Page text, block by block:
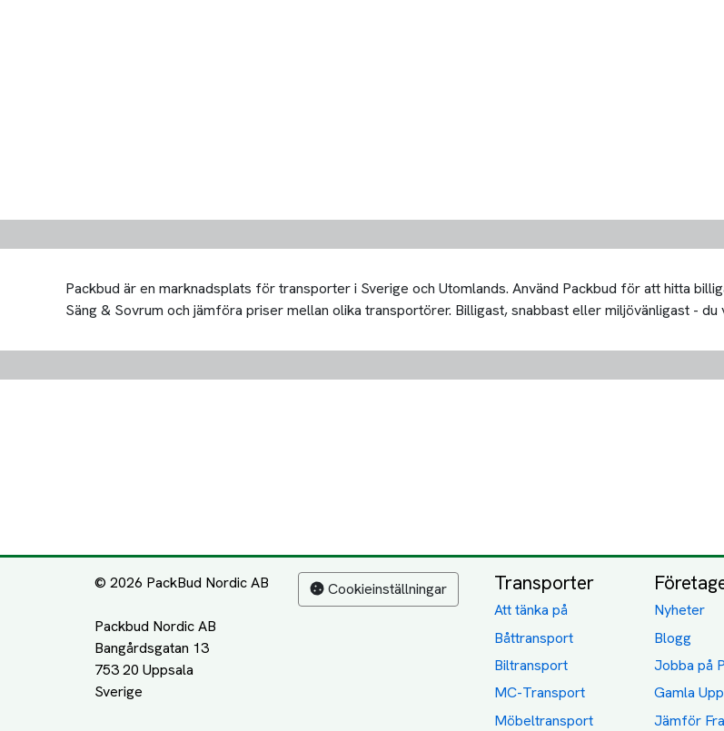
Packbud är en marknadsplats för transporter i Sverige och Utomlands. Använd Packbud för att hitta
Säng & Sovrum och jämföra priser mellan olika transportörer. Billigast, snabbast eller miljövänligast - du
© 2026 PackBud Nordic AB
Packbud Nordic AB
Bangårdsgatan 13
753 20 Uppsala
Cookieinställningar Transporter
Att tänka på
Båttransport
Biltransport
MC-Transport
Möbeltransport
Nyheter
Blogg
Jobba på
Gamla
Jämför